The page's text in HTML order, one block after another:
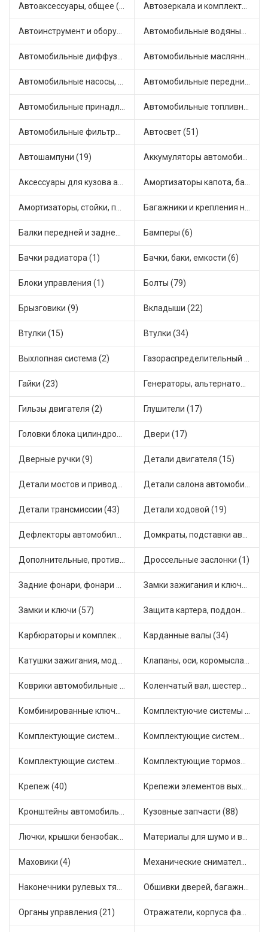
Автоаксессуары, общее (1) Автозеркала и комплектующие (13)
Автоинструмент и оборудование (7) Автомобильные водяные насосы (14)
Автомобильные диффузоры и вентиляторы (4) Автомобильные маслянные насосы (9)
Автомобильные насосы, компрессоры и манометры (1) Автомобильные передние фары (15)
Автомобильные принадлежности и аксессуары (6) Автомобильные топливные насосы (18)
Автомобильные фильтры (1) Автосвет (51)
Автошампуни (19) Аккумуляторы автомобильные (2)
Аксессуары для кузова автомобиля (1) Амортизаторы капота, багажника (10)
Амортизаторы, стойки, подушки стоек (37) Багажники и крепления на крышу (2)
Балки передней и задней подвески (4) Бамперы (6)
Бачки радиатора (1) Бачки, баки, емкости (6)
Блоки управления (1) Болты (79)
Брызговики (9) Вкладыши (22)
Втулки (15) Втулки (34)
Выхлопная система (2) Газораспределительный механизм (2)
Гайки (23) Генераторы, альтернаторы и комплектующие (48)
Гильзы двигателя (2) Глушители (17)
Головки блока цилиндров (2) Двери (17)
Дверные ручки (9) Детали двигателя (15)
Детали мостов и привода трансмиссии (66) Детали салона автомобиля (47)
Детали трансмиссии (43) Детали ходовой (19)
Дефлекторы автомобильные (4) Домкраты, подставки автомобильные (1)
Дополнительные, противотуманные фары (2) Дроссельные заслонки (1)
Задние фонари, фонари видимости (7) Замки зажигания и ключи (11)
Замки и ключи (57) Защита картера, поддона, КПП (3)
Карбюраторы и комплектующие (39) Карданные валы (34)
Катушки зажигания, модули зажигания (3) Клапаны, оси, коромысла (14)
Коврики автомобильные (7) Коленчатый вал, шестерни коленчатого вала (9)
Комбинированные ключи (3) Комплектуючие системы стеклоочистителя (9)
Комплектующие системы выпуска отработавших газов (10) Комплектующие системы отопления (25)
Комплектующие системы питания (12) Комплектующие тормозной системы (26)
Крепеж (40) Крепежи элементов выхлопной системы (6)
Кронштейны автомобильные (4) Кузовные запчасти (88)
Лючки, крышки бензобака (6) Материалы для шумо и виброизоляции (1)
Маховики (4) Механические сниматели (1)
Наконечники рулевых тяг (33) Обшивки дверей, багажника, потолков, накладки салона (36)
Органы управления (21) Отражатели, корпуса фар и фонарей (1)